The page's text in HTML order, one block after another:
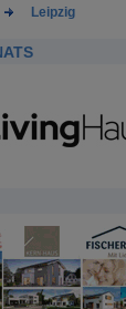
Leipzig